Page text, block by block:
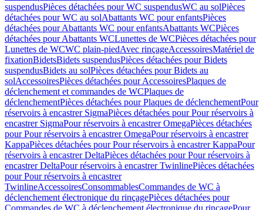
suspendusPièces détachées pour WC suspendusWC au solPièces
détachées pour WC au solAbattants WC pour enfantsPièces
détachées pour Abattants WC pour enfantsAbattants WCPièces
détachées pour Abattants WCLunettes de WCPièces détachées pour
Lunettes de WCWC plain-piedAvec rinçageAccessoiresMatériel de
fixationBidetsBidets suspendusPièces détachées pour Bidets
suspendusBidets au solPièces détachées pour Bidets au
solAccessoiresPièces détachées pour AccessoiresPlaques de
déclenchement et commandes de WCPlaques de
déclenchementPièces détachées pour Plaques de déclenchementPour
réservoirs à encastrer SigmaPièces détachées pour Pour réservoirs à
encastrer SigmaPour réservoirs à encastrer OmegaPièces détachées
pour Pour réservoirs à encastrer OmegaPour réservoirs à encastrer
KappaPièces détachées pour Pour réservoirs à encastrer KappaPour
réservoirs à encastrer DeltaPièces détachées pour Pour réservoirs à
encastrer DeltaPour réservoirs à encastrer TwinlinePièces détachées
pour Pour réservoirs à encastrer
TwinlineAccessoiresConsommablesCommandes de WC à
déclenchement électronique du rinçagePièces détachées pour
Commandes de WC à déclenchement électronique du rinçagePour